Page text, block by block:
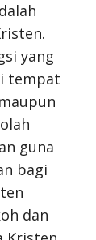
yang
tempat
guna
bagi
dan